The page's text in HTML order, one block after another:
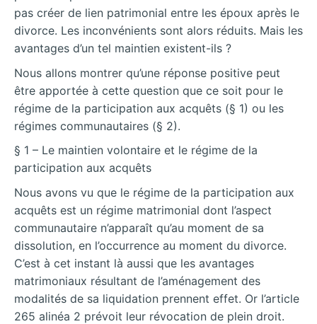
pas créer de lien patrimonial entre les époux après le
divorce. Les inconvénients sont alors réduits. Mais les
avantages d’un tel maintien existent-ils ?
Nous allons montrer qu’une réponse positive peut
être apportée à cette question que ce soit pour le
régime de la participation aux acquêts (§ 1) ou les
régimes communautaires (§ 2).
§ 1 – Le maintien volontaire et le régime de la
participation aux acquêts
Nous avons vu que le régime de la participation aux
acquêts est un régime matrimonial dont l’aspect
communautaire n’apparaît qu’au moment de sa
dissolution, en l’occurrence au moment du divorce.
C’est à cet instant là aussi que les avantages
matrimoniaux résultant de l’aménagement des
modalités de sa liquidation prennent effet. Or l’article
265 alinéa 2 prévoit leur révocation de plein droit.